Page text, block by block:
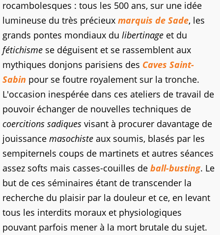
rocambolesques : tous les 500 ans, sur une idée
lumineuse du très précieux marquis de Sade, les
grands pontes mondiaux du libertinage et du
fétichisme se déguisent et se rassemblent aux
mythiques donjons parisiens des Caves Saint-
Sabin pour se foutre royalement sur la tronche.
L'occasion inespérée dans ces ateliers de travail de
pouvoir échanger de nouvelles techniques de
coercitions sadiques visant à procurer davantage de
jouissance masochiste aux soumis, blasés par les
sempiternels coups de martinets et autres séances
assez softs mais casses-couilles de ball-busting. Le
but de ces séminaires étant de transcender la
recherche du plaisir par la douleur et ce, en levant
tous les interdits moraux et physiologiques
pouvant parfois mener à la mort brutale du sujet.